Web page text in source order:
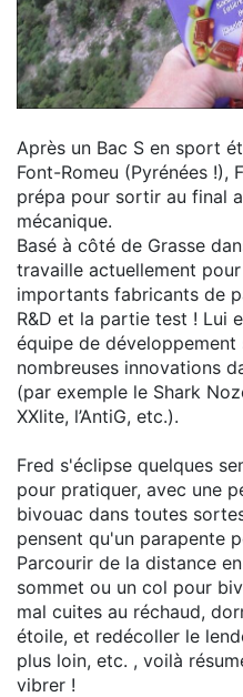
Après un Bac S en sport
Font-Romeu (Pyrénées !),
prépa pour sortir au final
mécanique.
Basé à côté de Grasse
travaille actuellement pour
importants fabricants de
R&D et la partie test ! Lui
équipe de développement
nombreuses innovations
(par exemple le Shark
XXlite, l’AntiG, etc.).
Fred s'éclipse quelques
pour pratiquer, avec une
bivouac dans toutes
pensent qu'un parapente
Parcourir de la distance
sommet ou un col pour
mal cuites au réchaud,
étoile, et redécoller le
plus loin, etc. , voilà
vibrer !